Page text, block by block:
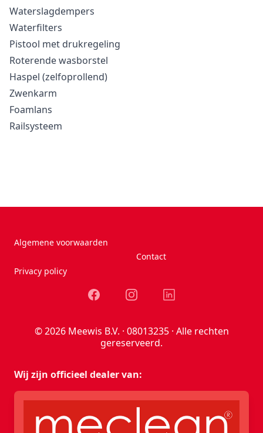
Waterslagdempers
Waterfilters
Pistool met drukregeling
Roterende wasborstel
Haspel (zelfoprollend)
Zwenkarm
Foamlans
Railsysteem
Algemene voorwaarden
Privacy policy
Contact
FacebookInstagramLinkedIn
© 2026 Meewis B.V. · 08013235 · Alle rechten
gereserveerd.
Wij zijn officieel dealer van: